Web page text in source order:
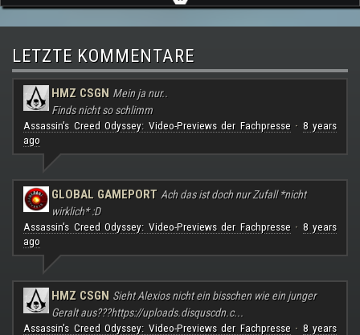
LETZTE KOMMENTARE
HMZ CSGN Mein ja nur..
Finds nicht so schlimm
Assassin's Creed Odyssey: Video-Previews der Fachpresse· 8 years
ago
GLOBAL GAMEPORT Ach das ist doch nur Zufall *nicht
wirklich* :D
Assassin's Creed Odyssey: Video-Previews der Fachpresse· 8 years
ago
HMZ CSGN Sieht Alexios nicht ein bisschen wie ein junger
Geralt aus???https://uploads.disquscdn.c...
Assassin's Creed Odyssey: Video-Previews der Fachpresse· 8 years